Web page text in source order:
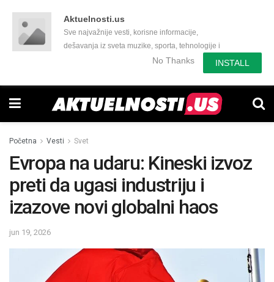
Aktuelnosti.us
Sve najvažnije vesti, korisne informacije,
dešavanja iz sveta muzike, sporta, tehnologije i
još mnogo toga zanimljivog.No Thanks INSTALL
Početna Vesti Svet
Evropa na udaru: Kineski izvoz
preti da ugasi industriju i
izazove novi globalni haos
jun 19, 2026